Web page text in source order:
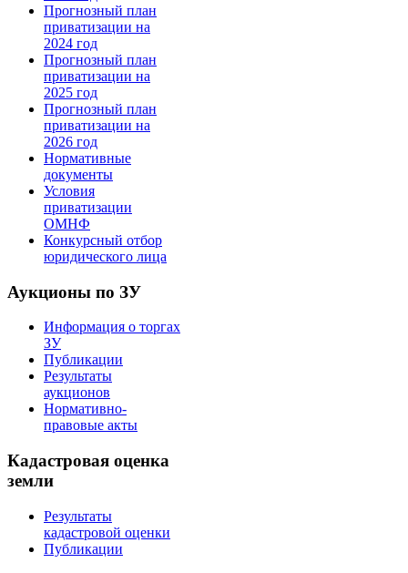
Прогнозный план
приватизации на
2024 год
Прогнозный план
приватизации на
2025 год
Прогнозный план
приватизации на
2026 год
Нормативные
документы
Условия
приватизации
ОМНФ
Конкурсный отбор
юридического лица
Аукционы по ЗУ
Информация о торгах
ЗУ
Публикации
Результаты
аукционов
Нормативно-
правовые акты
Кадастровая оценка
земли
Результаты
кадастровой оценки
Публикации